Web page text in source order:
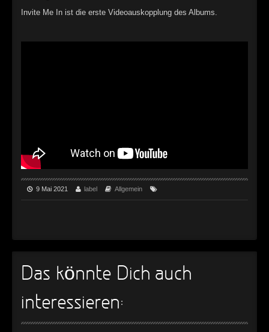
Oberer Totpunkt
►
►
►
►
Invite Me In ist die erste Videoauskopplung des Albums.
9 Mai 2021 label Allgemein
Das könnte Dich auch
interessieren: